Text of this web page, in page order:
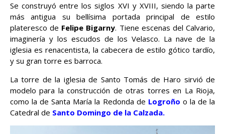
Se construyó entre los siglos XVI y XVIII, siendo la parte
más antigua su bellísima portada principal de estilo
plateresco de Felipe Bigarny. Tiene escenas del Calvario,
imaginería y los escudos de los Velasco. La nave de la
iglesia es renacentista, la cabecera de estilo gótico tardío,
y su gran torre es barroca.
La torre de la iglesia de Santo Tomás de Haro sirvió de
modelo para la construcción de otras torres en La Rioja,
como la de Santa María la Redonda de Logroño o la de la
Catedral de Santo Domingo de la Calzada.